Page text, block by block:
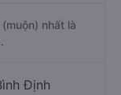
nhất là
Định